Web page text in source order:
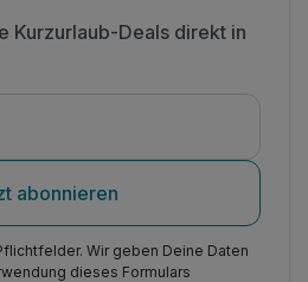
Kurzurlaub-Deals direkt in
abonnieren
Wir geben Deine Daten
dieses Formulars